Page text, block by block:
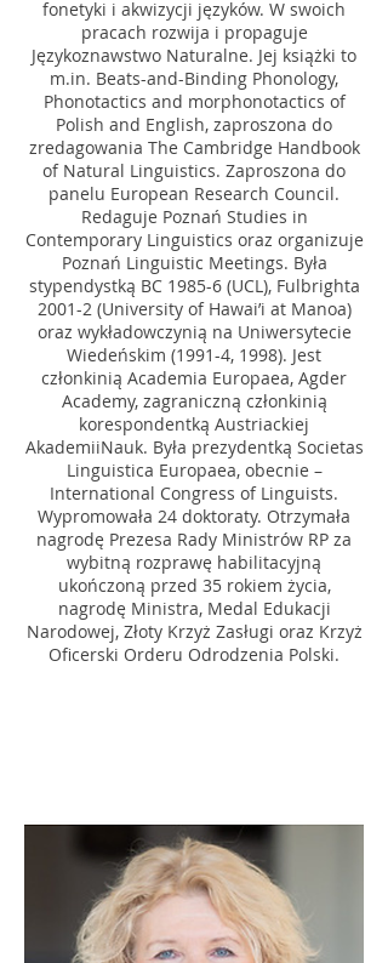
wśród pracowników PW wiedzy na
temat zewnętrznych źródeł
finansowania nauki i badań oraz
aktywności projektowej uczelni.
Obecnie pracownik Działu Analiz
Strategicznych PW.
fonetyki i akwizycji języków. W swoich
pracach rozwija i propaguje
Językoznawstwo Naturalne. Jej książki to
m.in. Beats-and-Binding Phonology,
Phonotactics and morphonotactics of
Polish and English, zaproszona do
zredagowania The Cambridge Handbook
of Natural Linguistics. Zaproszona do
panelu European Research Council.
Redaguje Poznań Studies in
Contemporary Linguistics oraz organizuje
Poznań Linguistic Meetings. Była
stypendystką BC 1985-6 (UCL), Fulbrighta
2001-2 (University of Hawai’i at Manoa)
oraz wykładowczynią na Uniwersytecie
Wiedeńskim (1991-4, 1998). Jest
członkinią Academia Europaea, Agder
Academy, zagraniczną członkinią
korespondentką Austriackiej
AkademiiNauk. Była prezydentką Societas
Linguistica Europaea, obecnie –
International Congress of Linguists.
Wypromowała 24 doktoraty. Otrzymała
nagrodę Prezesa Rady Ministrów RP za
wybitną rozprawę habilitacyjną
ukończoną przed 35 rokiem życia,
nagrodę Ministra, Medal Edukacji
Narodowej, Złoty Krzyż Zasługi oraz Krzyż
Oficerski Orderu Odrodzenia Polski.